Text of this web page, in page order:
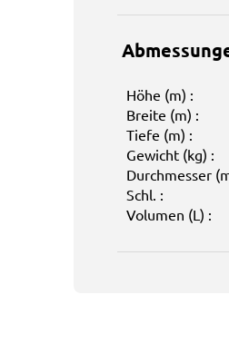
Höhe (m) :
Breite (m) :
Tiefe (m) :
Gewicht (kg) :
Durchmesser
Schl. :
Volumen (L) :